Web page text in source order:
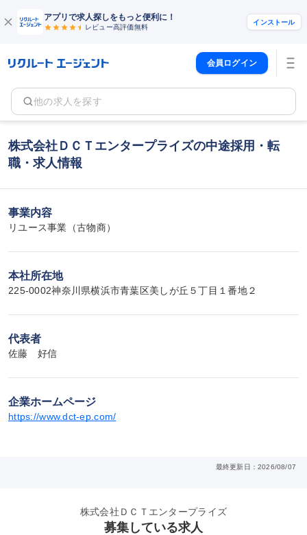
アプリで求人探しをもっと便利に！
レビュー高評価無料
インストール
会員ログイン
他の求人を探す
株式会社ＤＣＴエンタープライズの中途採用・転
職・求人情報
事業内容
リユース事業（古物商）
本社所在地
225-0002神奈川県横浜市青葉区美しが丘５丁目１番地２
代表者
佐藤　好信
企業ホームページ
https://www.dct-ep.com/
最終更新日：2026/08/07
株式会社ＤＣＴエンタープライズ
募集している求人